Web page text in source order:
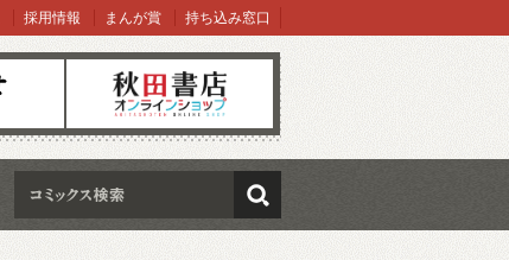
オンラインショップ
採用情報 まんが賞 持ち込み窓口
検索